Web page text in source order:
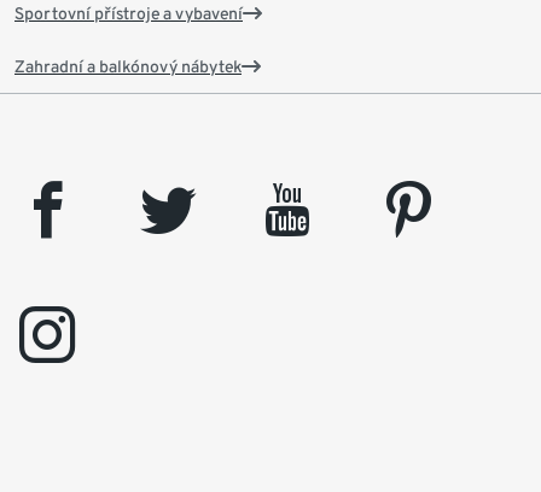
Sportovní přístroje a vybavení
Zahradní a balkónový nábytek
facebook twitter youtube
pinterest
instagram